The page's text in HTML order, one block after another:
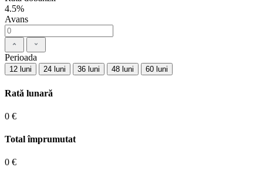
4.5%
Avans
Perioada
12 luni 24 luni 36 luni 48 luni 60 luni
Rată lunară
0 €
Total împrumutat
0 €